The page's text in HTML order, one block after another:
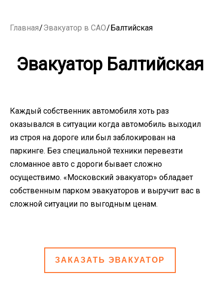
Главная/Эвакуатор в САО/Балтийская
Эвакуатор Балтийская
Каждый собственник автомобиля хоть раз
оказывался в ситуации когда автомобиль выходил
из строя на дороге или был заблокирован на
паркинге. Без специальной техники перевезти
сломанное авто с дороги бывает сложно
осуществимо. «Московский эвакуатор» обладает
собственным парком эвакуаторов и выручит вас в
сложной ситуации по выгодным ценам.
ЗАКАЗАТЬ ЭВАКУАТОР